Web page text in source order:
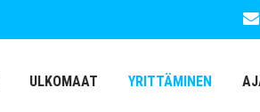
ULKOMAAT YRITTÄMINEN